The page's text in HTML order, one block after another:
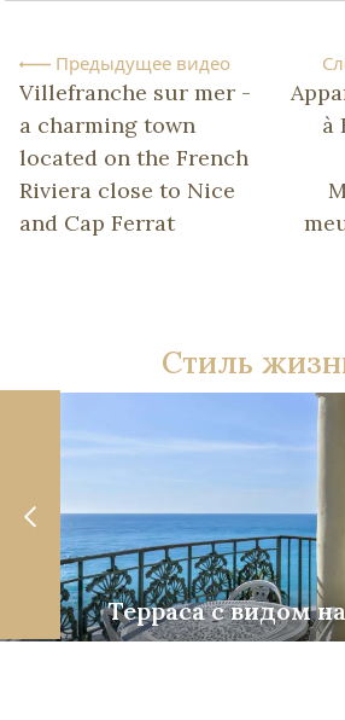
Предыдущее видео
Villefranche sur mer -
a charming town
located on the French
Riviera close to Nice
and Cap Ferrat
à
Стиль
Терраса с видом